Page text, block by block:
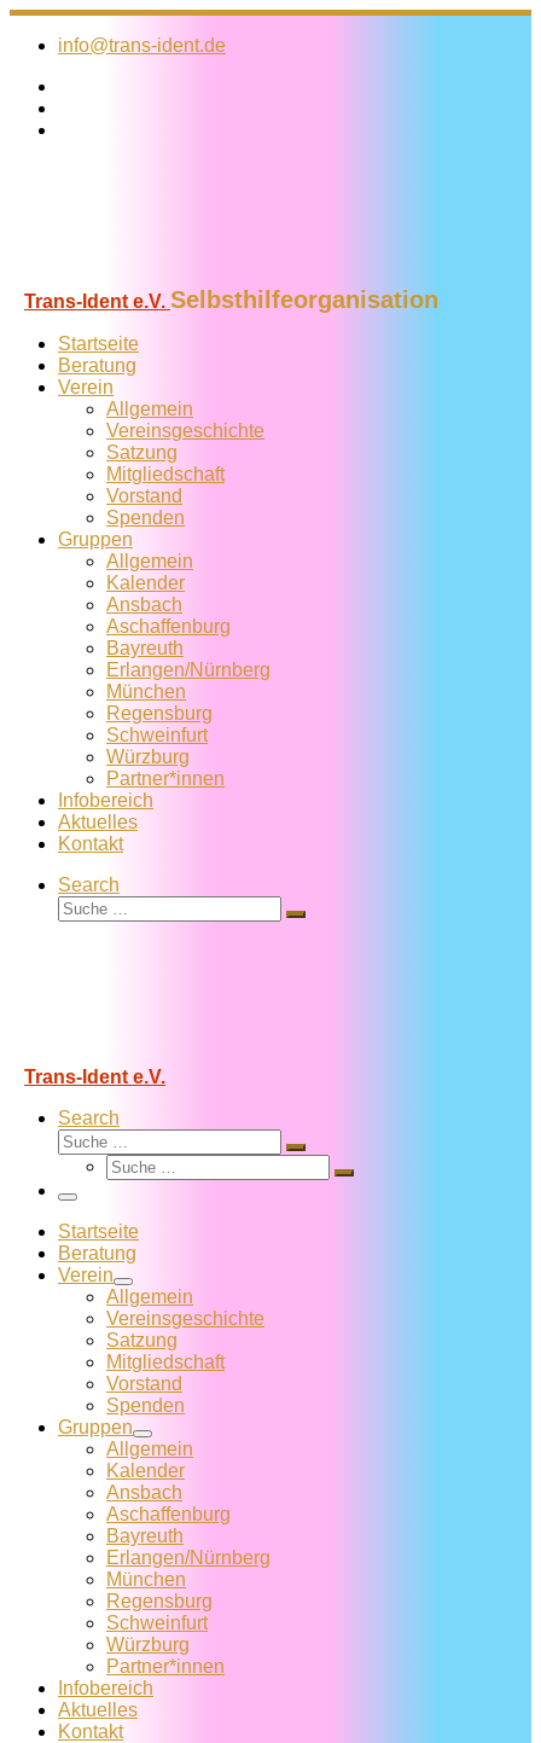
Zum
Inhalt
info@trans-ident.de
Trans-Ident e.V. Selbsthilfeorganisation
Startseite
Beratung
Verein
Allgemein
Vereins­geschichte
Satzung
Mitglied­schaft
Vorstand
Spenden
Gruppen
Allgemein
Kalender
Ansbach
Aschaffenburg
Bayreuth
Erlangen/Nürnberg
München
Regensburg
Schweinfurt
Würzburg
Partner*innen
Infobereich
Aktuelles
Kontakt
Search
Suche
Suche
Trans-Ident e.V.
Search
Suche
Suche
Suche
Suche
Menü
Startseite
Beratung
Verein
Allgemein
Vereins­geschichte
Satzung
Mitglied­schaft
Vorstand
Spenden
Gruppen
Allgemein
Kalender
Ansbach
Aschaffenburg
Bayreuth
Erlangen/Nürnberg
München
Regensburg
Schweinfurt
Würzburg
Partner*innen
Infobereich
Aktuelles
Kontakt